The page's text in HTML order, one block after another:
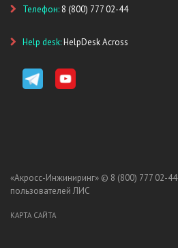
Телефон: 8 (800) 777 02-44
Help desk:HelpDesk Across
«Акросс-Инжиниринг» © 8 (800) 777 02-44
пользователей ЛИС
КАРТА САЙТА